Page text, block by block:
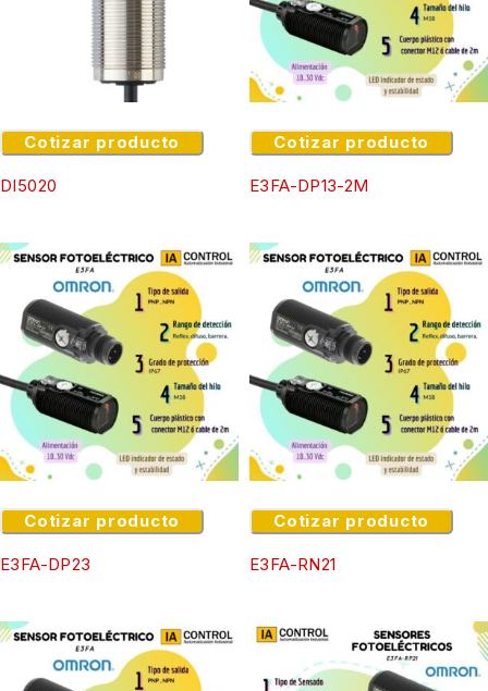
Cotizar producto
DI5020
Cotizar producto
E3FA-DP13-2M
Cotizar producto
E3FA-DP23
Cotizar producto
E3FA-RN21